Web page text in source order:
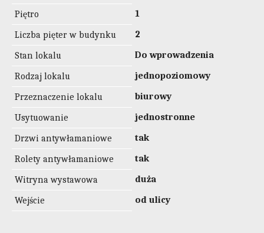
Piętro
1
Liczba pięter w budynku
2
Stan lokalu
Do wprowadzenia
Rodzaj lokalu
jednopoziomowy
Przeznaczenie lokalu
biurowy
Usytuowanie
jednostronne
Drzwi antywłamaniowe
tak
Rolety antywłamaniowe
tak
Witryna wystawowa
duża
Wejście
od ulicy